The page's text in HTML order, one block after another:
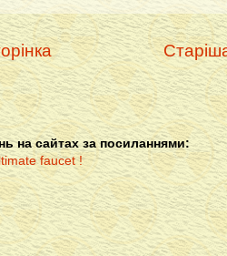
на сайтах за посиланнями: